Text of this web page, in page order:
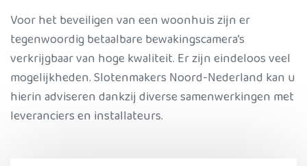
Voor het beveiligen van een woonhuis zijn er
tegenwoordig betaalbare bewakingscamera’s
verkrijgbaar van hoge kwaliteit. Er zijn eindeloos veel
mogelijkheden. Slotenmakers Noord-Nederland kan u
hierin adviseren dankzij diverse samenwerkingen met
leveranciers en installateurs.